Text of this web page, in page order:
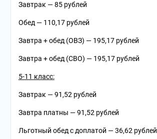
Завтрак — 85 рублей
Обед — 110,17 рублей
Завтра + обед (ОВЗ) — 195,17 рублей
Завтра + обед (СВО) — 195,17 рублей
5-11 класс:
Завтрак — 91,52 рублей
Завтра платны — 91,52 рублей
Льготный обед с доплатой — 36,62 рублей